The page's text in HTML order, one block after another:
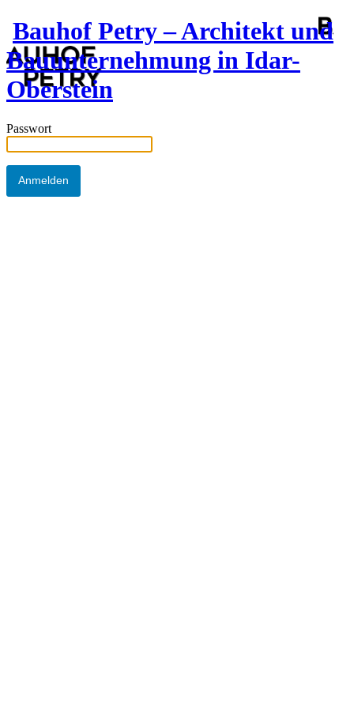
Bauhof Petry – Architekt und
Bauunternehmung in Idar-
Oberstein
Passwort